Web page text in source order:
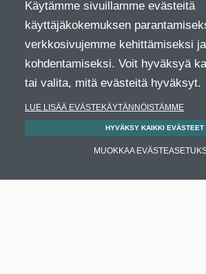
Käytämme sivuillamme evästeitä
käyttäjäkokemuksen
verkkosivujemme kehittämiseksi
kohdentamiseksi. Voit hyväksyä
tai valita, mitä evästeitä hyväksyt.
LUE LISÄÄ EVÄSTEKÄYTÄNNÖISTÄMME
HYVÄKSY KAIKKI EVÄSTEET
MUOKKAA